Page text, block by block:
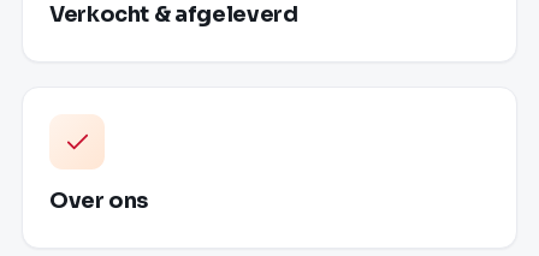
Verkocht & afgeleverd
Over ons